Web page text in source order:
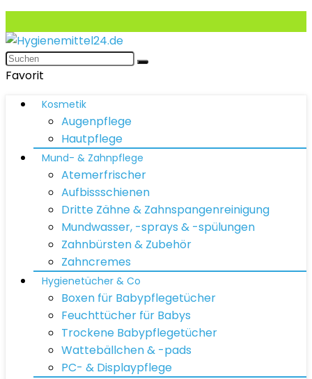
Favorit
Kosmetik
Augenpflege
Hautpflege
Mund- & Zahnpflege
Atemerfrischer
Aufbissschienen
Dritte Zähne & Zahnspangenreinigung
Mundwasser, -sprays & -spülungen
Zahnbürsten & Zubehör
Zahncremes
Hygienetücher & Co
Boxen für Babypflegetücher
Feuchttücher für Babys
Trockene Babypflegetücher
Wattebällchen & -pads
PC- & Displaypflege